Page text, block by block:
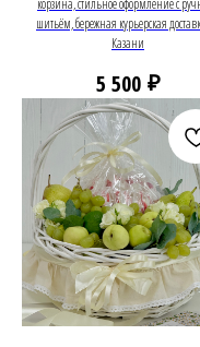
шитьём, бережная курьерская
Казани
5 500 ₽